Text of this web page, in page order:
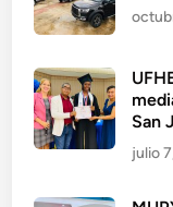
San
julio